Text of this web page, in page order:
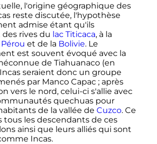
l'origine géographique des
reste discutée, l'hypothèse
admise étant qu'ils
rives du lac Titicaca, à la
Pérou et de la Bolivie. Le
est souvent évoqué avec la
de Tiahuanaco (en
seraient donc un groupe
par Manco Capac ; après
vers le nord, celui-ci s'allie avec
quechuas pour
de la vallée de Cuzco. Ce
tous les descendants de ces
ainsi que leurs alliés qui sont
Incas.